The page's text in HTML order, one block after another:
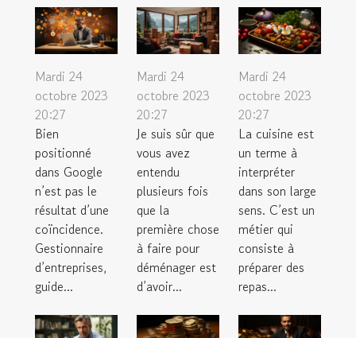
Mardi 24
octobre 2023
20:27
Bien
positionné
dans Google
n’est pas le
résultat d’une
coïncidence.
Gestionnaire
d’entreprises,
guide...
Mardi 24
octobre 2023
20:27
Je suis sûr que
vous avez
entendu
plusieurs fois
que la
première chose
à faire pour
déménager est
d’avoir...
Mardi 24
octobre 2023
20:27
La cuisine est
un terme à
interpréter
dans son large
sens. C’est un
métier qui
consiste à
préparer des
repas...